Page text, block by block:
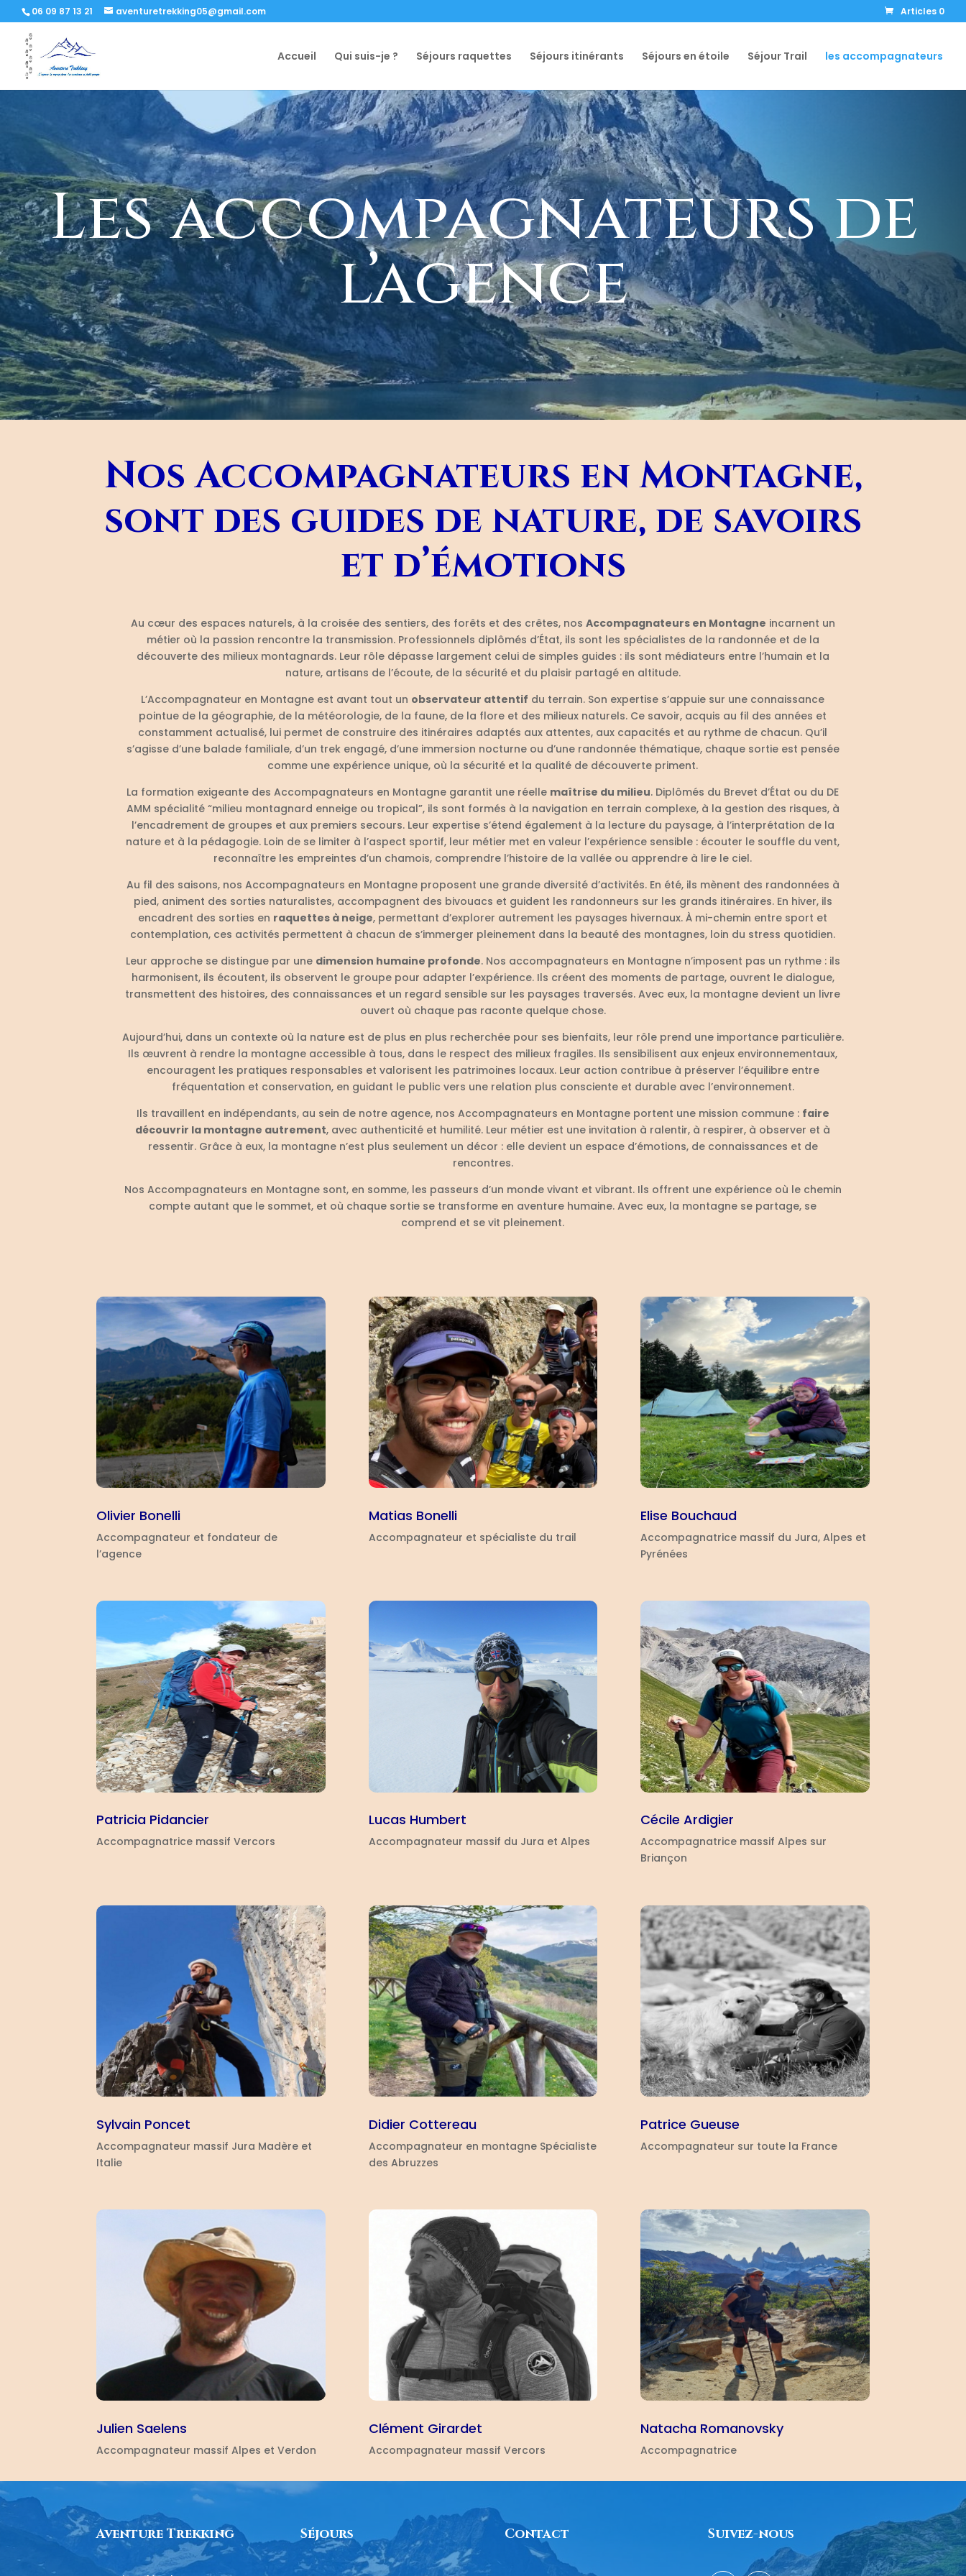
06 09 87 13 21 aventuretrekking05@gmail.com Articles 0
Accueil Qui suis-je ? Séjours raquettes Séjours itinérants Séjours en étoile Séjour Trail les accompagnateurs
Les accompagnateurs de
l’agence
Nos Accompagnateurs en Montagne,
sont des guides de nature, de savoirs
et d’émotions
Au cœur des espaces naturels, à la croisée des sentiers, des forêts et des crêtes, nos Accompagnateurs en Montagne incarnent un
métier où la passion rencontre la transmission. Professionnels diplômés d’État, ils sont les spécialistes de la randonnée et de la
découverte des milieux montagnards. Leur rôle dépasse largement celui de simples guides : ils sont médiateurs entre l’humain et la
nature, artisans de l’écoute, de la sécurité et du plaisir partagé en altitude.
L’Accompagnateur en Montagne est avant tout un observateur attentif du terrain. Son expertise s’appuie sur une connaissance
pointue de la géographie, de la météorologie, de la faune, de la flore et des milieux naturels. Ce savoir, acquis au fil des années et
constamment actualisé, lui permet de construire des itinéraires adaptés aux attentes, aux capacités et au rythme de chacun. Qu’il
s’agisse d’une balade familiale, d’un trek engagé, d’une immersion nocturne ou d’une randonnée thématique, chaque sortie est pensée
comme une expérience unique, où la sécurité et la qualité de découverte priment.
La formation exigeante des Accompagnateurs en Montagne garantit une réelle maîtrise du milieu. Diplômés du Brevet d’État ou du DE
AMM spécialité “milieu montagnard enneige ou tropical”, ils sont formés à la navigation en terrain complexe, à la gestion des risques, à
l’encadrement de groupes et aux premiers secours. Leur expertise s’étend également à la lecture du paysage, à l’interprétation de la
nature et à la pédagogie. Loin de se limiter à l’aspect sportif, leur métier met en valeur l’expérience sensible : écouter le souffle du vent,
reconnaître les empreintes d’un chamois, comprendre l’histoire de la vallée ou apprendre à lire le ciel.
Au fil des saisons, nos Accompagnateurs en Montagne proposent une grande diversité d’activités. En été, ils mènent des randonnées à
pied, animent des sorties naturalistes, accompagnent des bivouacs et guident les randonneurs sur les grands itinéraires. En hiver, ils
encadrent des sorties en raquettes à neige, permettant d’explorer autrement les paysages hivernaux. À mi-chemin entre sport et
contemplation, ces activités permettent à chacun de s’immerger pleinement dans la beauté des montagnes, loin du stress quotidien.
Leur approche se distingue par une dimension humaine profonde. Nos accompagnateurs en Montagne n’imposent pas un rythme : ils
harmonisent, ils écoutent, ils observent le groupe pour adapter l’expérience. Ils créent des moments de partage, ouvrent le dialogue,
transmettent des histoires, des connaissances et un regard sensible sur les paysages traversés. Avec eux, la montagne devient un livre
ouvert où chaque pas raconte quelque chose.
Aujourd’hui, dans un contexte où la nature est de plus en plus recherchée pour ses bienfaits, leur rôle prend une importance particulière.
Ils œuvrent à rendre la montagne accessible à tous, dans le respect des milieux fragiles. Ils sensibilisent aux enjeux environnementaux,
encouragent les pratiques responsables et valorisent les patrimoines locaux. Leur action contribue à préserver l’équilibre entre
fréquentation et conservation, en guidant le public vers une relation plus consciente et durable avec l’environnement.
Ils travaillent en indépendants, au sein de notre agence, nos Accompagnateurs en Montagne portent une mission commune : faire
découvrir la montagne autrement, avec authenticité et humilité. Leur métier est une invitation à ralentir, à respirer, à observer et à
ressentir. Grâce à eux, la montagne n’est plus seulement un décor : elle devient un espace d’émotions, de connaissances et de
rencontres.
Nos Accompagnateurs en Montagne sont, en somme, les passeurs d’un monde vivant et vibrant. Ils offrent une expérience où le chemin
compte autant que le sommet, et où chaque sortie se transforme en aventure humaine. Avec eux, la montagne se partage, se
comprend et se vit pleinement.
Olivier Bonelli
Accompagnateur et fondateur de
l’agence
Matias Bonelli
Accompagnateur et spécialiste du trail
Elise Bouchaud
Accompagnatrice massif du Jura, Alpes et
Pyrénées
Patricia Pidancier
Accompagnatrice massif Vercors
Lucas Humbert
Accompagnateur massif du Jura et Alpes
Cécile Ardigier
Accompagnatrice massif Alpes sur
Briançon
Sylvain Poncet
Accompagnateur massif Jura Madère et
Italie
Didier Cottereau
Accompagnateur en montagne Spécialiste
des Abruzzes
Patrice Gueuse
Accompagnateur sur toute la France
Julien Saelens
Accompagnateur massif Alpes et Verdon
Clément Girardet
Accompagnateur massif Vercors
Natacha Romanovsky
Accompagnatrice
Aventure Trekking Séjours Contact Suivez-nous